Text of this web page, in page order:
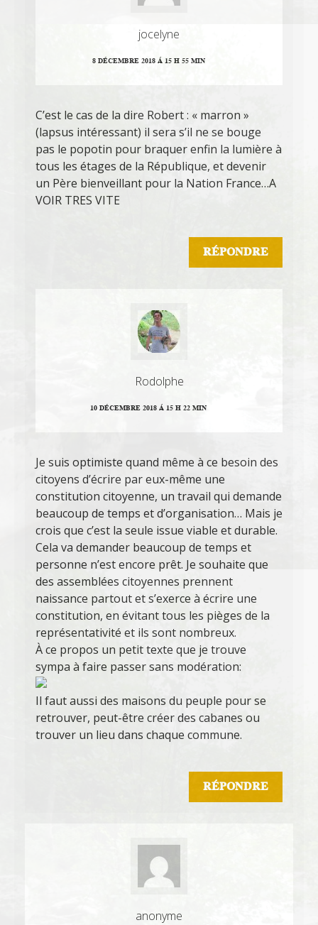
jocelyne
8 DÉCEMBRE 2018 Á 15 H 55 MIN
C’est le cas de la dire Robert : « marron »
(lapsus intéressant) il sera s’il ne se bouge
pas le popotin pour braquer enfin la lumière à
tous les étages de la République, et devenir
un Père bienveillant pour la Nation France…A
VOIR TRES VITE
RÉPONDRE
Rodolphe
10 DÉCEMBRE 2018 Á 15 H 22 MIN
Je suis optimiste quand même à ce besoin des
citoyens d’écrire par eux-même une
constitution citoyenne, un travail qui demande
beaucoup de temps et d’organisation… Mais je
crois que c’est la seule issue viable et durable.
Cela va demander beaucoup de temps et
personne n’est encore prêt. Je souhaite que
des assemblées citoyennes prennent
naissance partout et s’exerce à écrire une
constitution, en évitant tous les pièges de la
représentativité et ils sont nombreux.
À ce propos un petit texte que je trouve
sympa à faire passer sans modération:
Il faut aussi des maisons du peuple pour se
retrouver, peut-être créer des cabanes ou
trouver un lieu dans chaque commune.
RÉPONDRE
anonyme